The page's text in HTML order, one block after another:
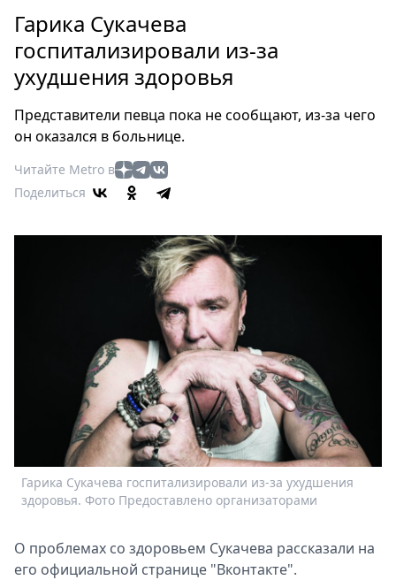
Россия
Мир
Здоровье
Туризм
Мода
Театр
Кино
Выставки
О
Metro
Стримы
Спецпроекты
Звезды
Выборы
2026
Скачай
Гарика Сукачева
госпитализировали из-за
ухудшения здоровья
Представители певца пока не сообщают, из-за чего
он оказался в больнице.
Читайте Metro в
Поделиться
Гарика Сукачева госпитализировали из-за ухудшения
здоровья. Фото Предоставлено организаторами
О проблемах со здоровьем Сукачева рассказали на
его официальной странице "Вконтакте".